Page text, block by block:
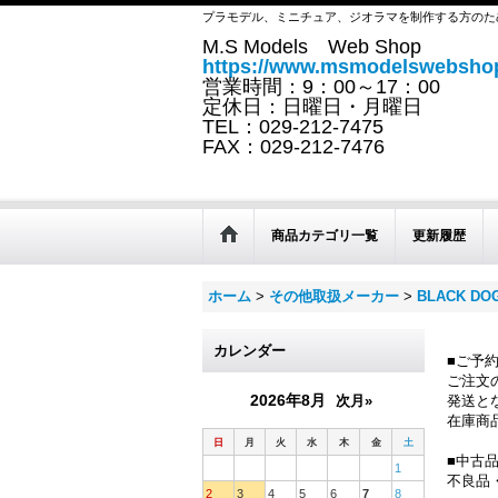
プラモデル、ミニチュア、ジオラマを制作する方の
M.S Models Web Shop
https://
営業時間：9：00～17：00
定休日：日曜日・月曜日
TEL：029-212-7475
FAX：029-212-7476
商品カテゴリ一覧 更新履歴
ホーム > その他取扱メーカー > BLACK
カレンダー
2026年8月 次月»
日 月 火 水 木 金 土
1
2
3 4 5 6 7 8
■ご予
ご注文
発送と
在庫商
■中古
不良品